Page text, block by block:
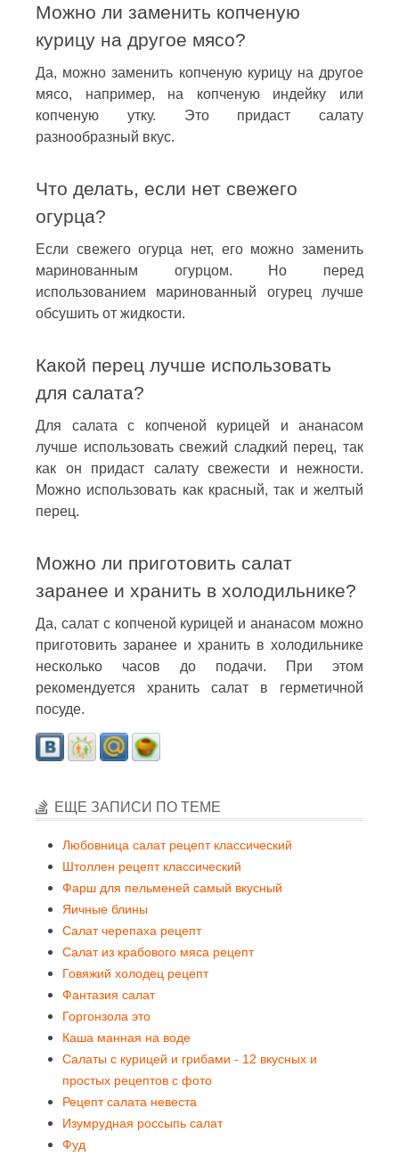
Можно ли заменить копченую
курицу на другое мясо?
Да, можно заменить копченую курицу на другое
мясо, например, на копченую индейку или
копченую утку. Это придаст салату
разнообразный вкус.
Что делать, если нет свежего
огурца?
Если свежего огурца нет, его можно заменить
маринованным огурцом. Но перед
использованием маринованный огурец лучше
обсушить от жидкости.
Какой перец лучше использовать
для салата?
Для салата с копченой курицей и ананасом
лучше использовать свежий сладкий перец, так
как он придаст салату свежести и нежности.
Можно использовать как красный, так и желтый
перец.
Можно ли приготовить салат
заранее и хранить в холодильнике?
Да, салат с копченой курицей и ананасом можно
приготовить заранее и хранить в холодильнике
несколько часов до подачи. При этом
рекомендуется хранить салат в герметичной
посуде.
ЕЩЕ ЗАПИСИ ПО ТЕМЕ
Любовница салат рецепт классический
Штоллен рецепт классический
Фарш для пельменей самый вкусный
Яичные блины
Салат черепаха рецепт
Салат из крабового мяса рецепт
Говяжий холодец рецепт
Фантазия салат
Горгонзола это
Каша манная на воде
Салаты с курицей и грибами - 12 вкусных и
простых рецептов с фото
Рецепт салата невеста
Изумрудная россыпь салат
Фуд